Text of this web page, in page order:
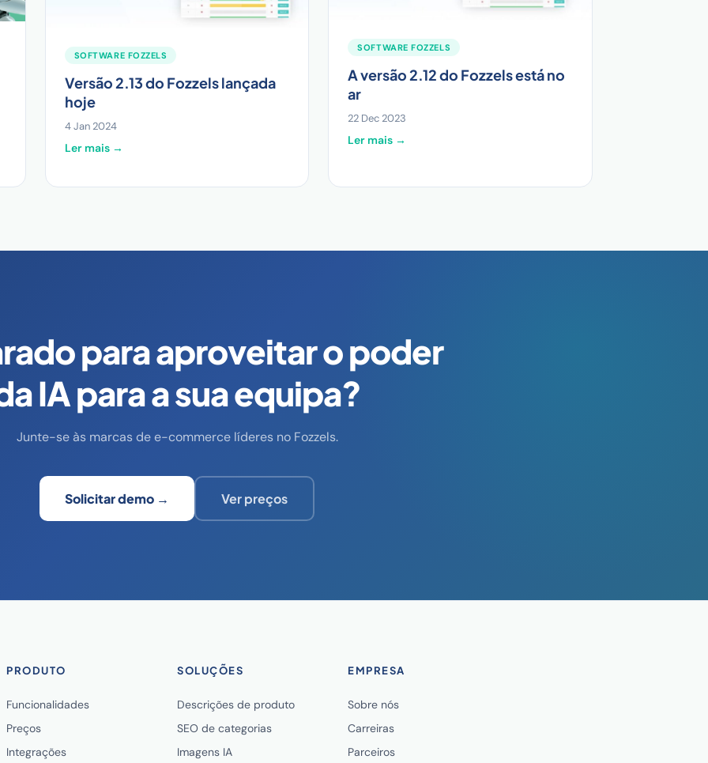
SOFTWARE FOZZELS
Versão 2.13 do Fozzels lançada
hoje
4 Jan 2024
Ler mais →
SOFTWARE FOZZELS
A versão 2.12 do Fozzels está no
ar
22 Dec 2023
Ler mais →
para aproveitar o poder
IA para a sua equipa?
Junte-se às marcas de e-commerce líderes no Fozzels.
Solicitar demo → Ver preços
PRODUTO
Funcionalidades
Preços
Integrações
SOLUÇÕES
Descrições de produto
SEO de categorias
Imagens IA
EMPRESA
Sobre nós
Carreiras
Parceiros